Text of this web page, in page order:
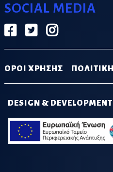
SOCIAL MEDIA
ΟΡΟΙ ΧΡΗΣΗΣ
DESIGN &